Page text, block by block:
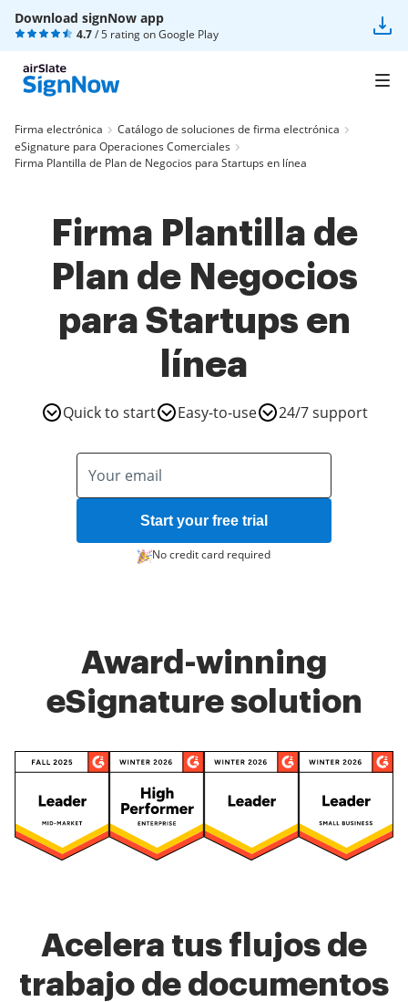
Download signNow app
4.7/ 5 rating onGoogle Play
Firma electrónica
Catálogo de soluciones de firma electrónica
eSignature para Operaciones Comerciales
Firma Plantilla de Plan de Negocios para Startups en línea
Firma Plantilla de
Plan de Negocios
para Startups en
línea
Quick to start Easy-to-use 24/7 support
Start your free trial
No credit card required
Award-winning
eSignature solution
Acelera tus flujos de
trabajo de documentos